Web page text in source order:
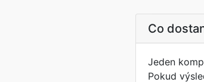
Co
Jeden
Pokud